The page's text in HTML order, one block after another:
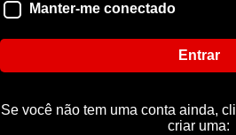
Manter-me conectado
Entrar
Se você não tem uma conta ainda,
criar uma: